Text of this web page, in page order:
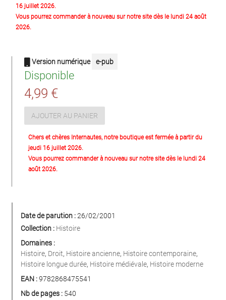
16 juillet 2026.
Vous pourrez commander à nouveau sur notre site dès le lundi 24 août
2026.
Version numérique e-pub
Disponible
4,99 €
AJOUTER AU PANIER
Chers et chères Internautes, notre boutique est fermée à partir du
jeudi 16 juillet 2026.
Vous pourrez commander à nouveau sur notre site dès le lundi 24
août 2026.
Date de parution :26/02/2001
Collection : Histoire
Domaines :
Histoire, Droit, Histoire ancienne, Histoire contemporaine,
Histoire longue durée, Histoire médiévale, Histoire moderne
EAN :9782868475541
Nb de pages : 540